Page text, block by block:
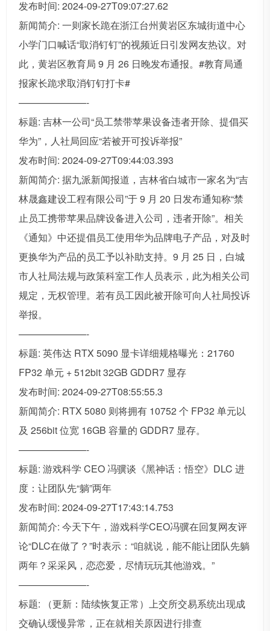
发布时间: 2024-09-27T09:07:27.62
新闻简介: 一则家长跪在浙江台州黄岩区东城街道中心
小学门口喊话“取消钉钉”的视频近日引发网友热议。对
此，黄岩区教育局 9 月 26 日晚发布通报。#教育局通
报家长跪求取消钉钉打卡#
———————-
标题: 吉林一公司“员工禁带苹果设备违者开除、提倡买
华为”，人社局回应“若被开可投诉举报”
发布时间: 2024-09-27T09:44:03.393
新闻简介: 据九派新闻报道，吉林省白城市一家名为“吉
林晟鑫建设工程有限公司”于 9 月 20 日发布通知称“禁
止员工携带苹果品牌设备进入公司，违者开除”。相关
《通知》中还提倡员工使用华为品牌电子产品，对及时
更换华为产品的员工予以补助支持。9 月 25 日，白城
市人社局法规与政策科室工作人员表示，此为相关公司
规定，无权管理。若有员工因此被开除可向人社局投诉
举报。
———————-
标题: 英伟达 RTX 5090 显卡详细规格曝光：21760
FP32 单元 + 512bit 32GB GDDR7 显存
发布时间: 2024-09-27T08:55:55.3
新闻简介: RTX 5080 则将拥有 10752 个 FP32 单元以
及 256bit 位宽 16GB 容量的 GDDR7 显存。
———————-
标题: 游戏科学 CEO 冯骥谈《黑神话：悟空》DLC 进
度：让团队先“躺”两年
发布时间: 2024-09-27T17:43:14.753
新闻简介: 今天下午，游戏科学CEO冯骥在回复网友评
论“DLC在做了？”时表示：“咱就说，能不能让团队先躺
两年？采采风，恋恋爱，尽情玩玩其他游戏。”
———————-
标题: （更新：陆续恢复正常）上交所交易系统出现成
交确认缓慢异常，正在就相关原因进行排查